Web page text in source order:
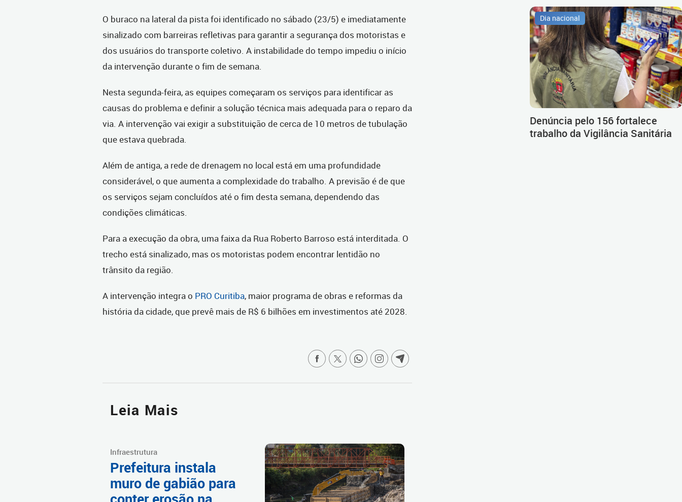
O buraco na lateral da pista foi identificado no sábado (23/5) e imediatamente
sinalizado com barreiras refletivas para garantir a segurança dos motoristas e
dos usuários do transporte coletivo. A instabilidade do tempo impediu o início
da intervenção durante o fim de semana.
Nesta segunda-feira, as equipes começaram os serviços para identificar as
causas do problema e definir a solução técnica mais adequada para o reparo da
via. A intervenção vai exigir a substituição de cerca de 10 metros de tubulação
que estava quebrada.
Além de antiga, a rede de drenagem no local está em uma profundidade
considerável, o que aumenta a complexidade do trabalho. A previsão é de que
os serviços sejam concluídos até o fim desta semana, dependendo das
condições climáticas.
Para a execução da obra, uma faixa da Rua Roberto Barroso está interditada. O
trecho está sinalizado, mas os motoristas podem encontrar lentidão no
trânsito da região.
A intervenção integra o PRO Curitiba, maior programa de obras e reformas da
história da cidade, que prevê mais de R$ 6 bilhões em investimentos até 2028.
Leia Mais
Infraestrutura
Prefeitura instala
muro de gabião para
Dia nacional
Denúncia pelo 156 fortalece
trabalho da Vigilância Sanitária